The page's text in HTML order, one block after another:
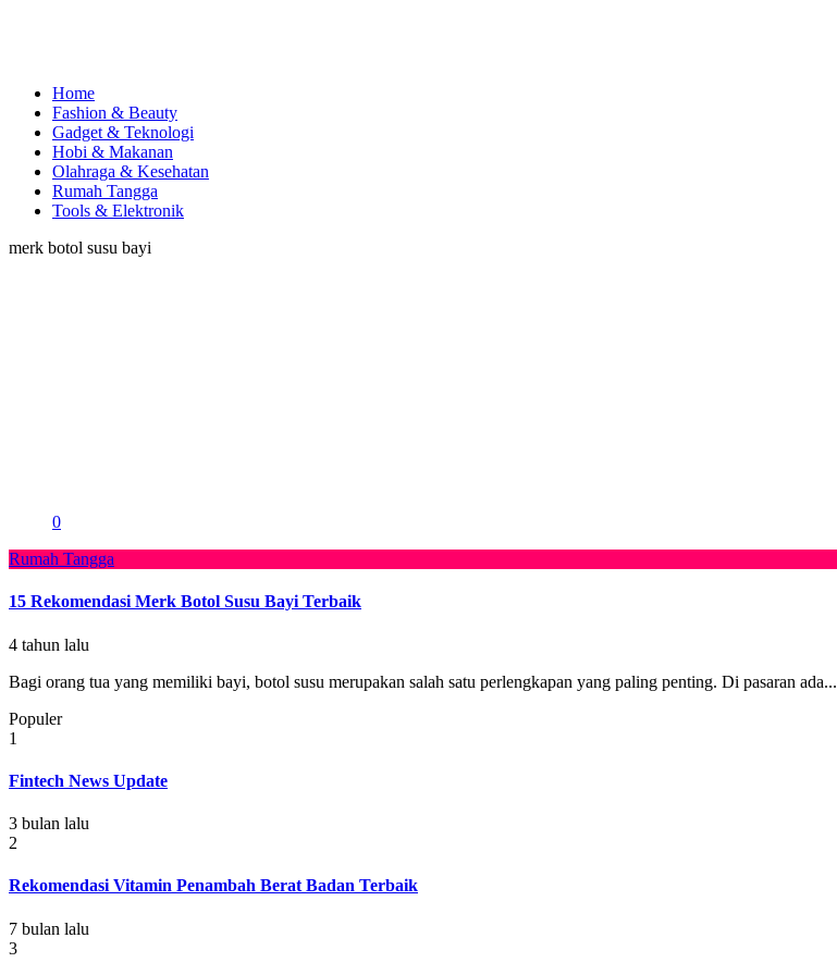
Home
Fashion & Beauty
Gadget & Teknologi
Hobi & Makanan
Olahraga & Kesehatan
Rumah Tangga
Tools & Elektronik
merk botol susu bayi
0
Rumah Tangga
15 Rekomendasi Merk Botol Susu Bayi Terbaik
4 tahun lalu
Bagi orang tua yang memiliki bayi, botol susu merupakan salah satu perlengkapan yang paling penting. Di pasaran ada...
Populer
1
Fintech News Update
3 bulan lalu
2
Rekomendasi Vitamin Penambah Berat Badan Terbaik
7 bulan lalu
3